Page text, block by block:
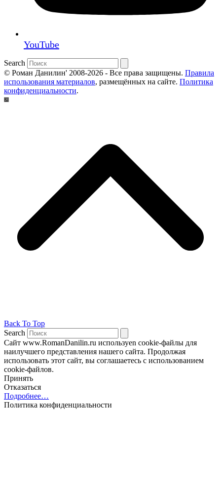
YouTube
Search
© Роман Данилин' 2008-2026 - Все права защищены. Правила
использования материалов, размещённых на сайте. Политика
конфиденциальности.
Back To Top
Search
Сайт www.RomanDanilin.ru используеn cookie-файлы для
наилучшего представления нашего сайта. Продолжая
использовать этот сайт, вы соглашаетесь с использованием
cookie-файлов.
Принять
Отказаться
Подробнее…
Политика конфиденциальности